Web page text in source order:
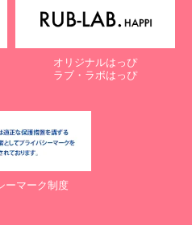
進協会
丁目9番9号 六本木ファースト
779
供されない場合に起こりうる影響
に提供されるか否かは、お客様の
されない場合には、適切なサービ
ので予めご了承ください。
オリジナルはっぴ
ラブ・ラボはっぴ
ーマーク制度